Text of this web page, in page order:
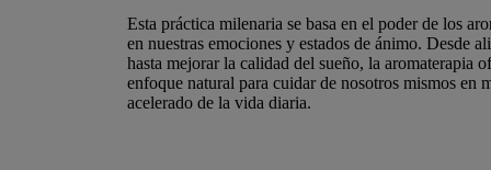
Esta práctica milenaria se basa en el poder de los
en nuestras emociones y estados de ánimo. Desde
hasta mejorar la calidad del sueño, la aromaterapia
enfoque natural para cuidar de nosotros mismos en
acelerado de la vida diaria.